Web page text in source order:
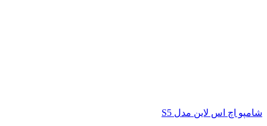
شامپو اچ اس لاین مدل S5